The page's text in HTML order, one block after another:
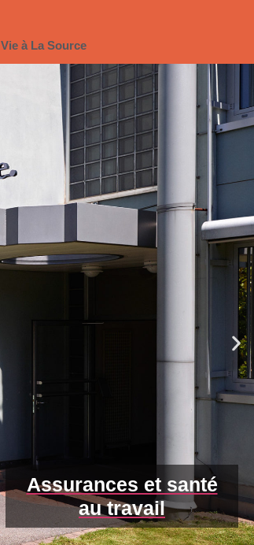
Vie à La Source
Assurances et santé
au travail